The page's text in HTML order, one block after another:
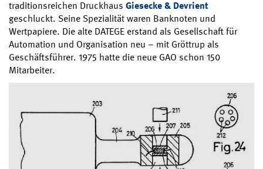
traditionsreichen Druckhaus Giesecke & Devrient
geschluckt. Seine Spezialität waren Banknoten und
Wertpapiere. Die alte DATEGE erstand als Gesellschaft für
Automation und Organisation neu – mit Gröttrup als
Geschäftsführer. 1975 hatte die neue GAO schon 150
Mitarbeiter.